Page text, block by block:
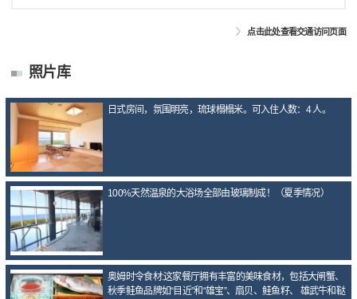
点击此处查看交通访问页面
照片库
日式房间，氛围明亮，琉球榻榻米。可入住人数：4 人。
100%天然温泉的大浴场全部由玻璃制成！（夏季情况）
奥姆时令食材:这家餐厅拥有丰富的美味食材，包括大闸蟹、
秋季鲑鱼品牌如“目近”和“雄宝”、扇贝、鲑鱼籽、 雄武牛和鞑